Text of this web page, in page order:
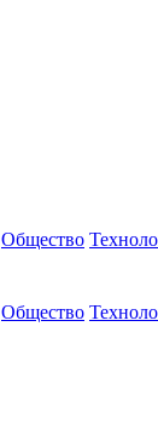
Общество
Общество